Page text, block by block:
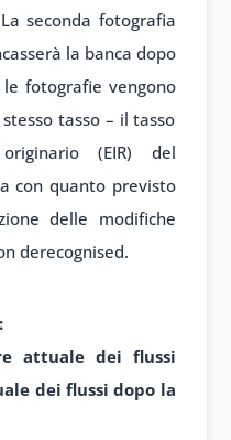
seconda fotografia
la banca dopo
fotografie vengono
tasso – il tasso
(EIR) del
con quanto previsto
delle modifiche
derecognised.
attuale dei flussi
dei flussi dopo la